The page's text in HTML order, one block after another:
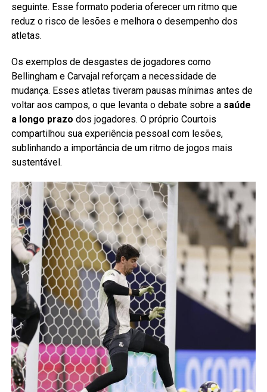
seguinte. Esse formato poderia oferecer um ritmo que
reduz o risco de lesões e melhora o desempenho dos
atletas.
Os exemplos de desgastes de jogadores como
Bellingham e Carvajal reforçam a necessidade de
mudança. Esses atletas tiveram pausas mínimas antes de
voltar aos campos, o que levanta o debate sobre a saúde
a longo prazo dos jogadores. O próprio Courtois
compartilhou sua experiência pessoal com lesões,
sublinhando a importância de um ritmo de jogos mais
sustentável.